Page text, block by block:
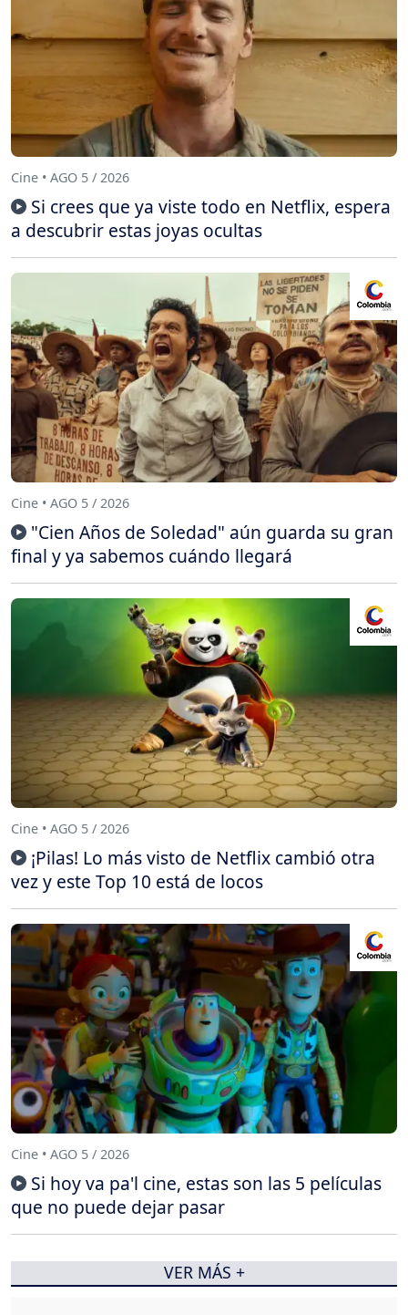
Cine • AGO 5 / 2026
Si crees que ya viste todo en Netflix, espera
a descubrir estas joyas ocultas
Cine • AGO 5 / 2026
"Cien Años de Soledad" aún guarda su gran
final y ya sabemos cuándo llegará
Cine • AGO 5 / 2026
¡Pilas! Lo más visto de Netflix cambió otra
vez y este Top 10 está de locos
Cine • AGO 5 / 2026
Si hoy va pa'l cine, estas son las 5 películas
que no puede dejar pasar
VER MÁS +